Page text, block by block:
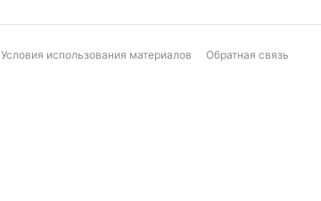
Условия использования материалов Обратная связь